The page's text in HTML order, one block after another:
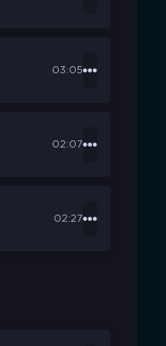
03:05
02:07
02:27